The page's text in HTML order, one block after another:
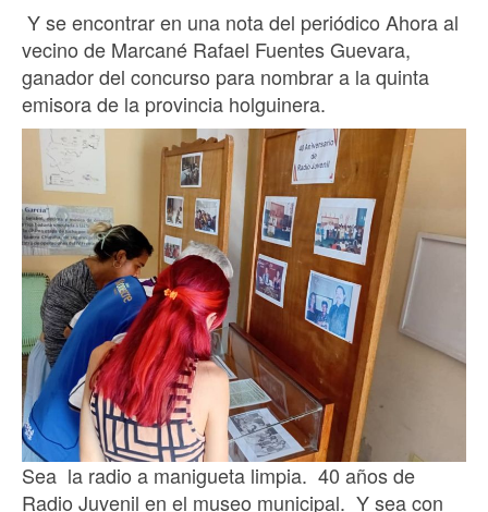
Y se encontrar en una nota del periódico Ahora al
vecino de Marcané Rafael Fuentes Guevara,
ganador del concurso para nombrar a la quinta
emisora de la provincia holguinera.
Sea la radio a manigueta limpia. 40 años de
Radio Juvenil en el museo municipal. Y sea con